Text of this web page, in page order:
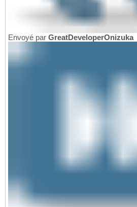
Envoyé par GreatDeveloperOnizuka